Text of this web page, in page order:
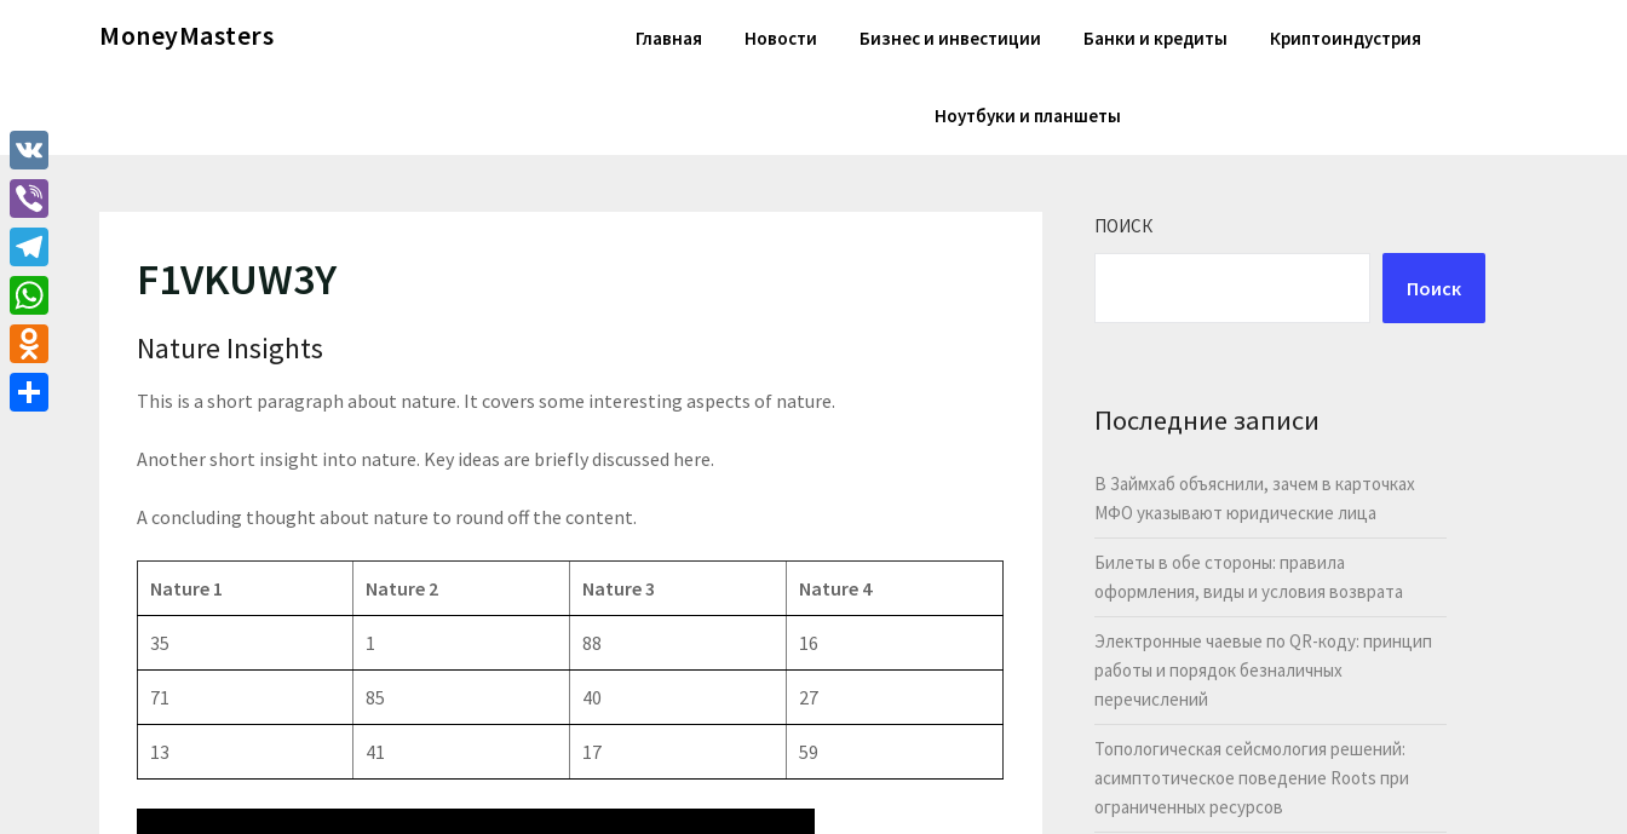
MoneyMasters Главная Новости Бизнес и инвестиции Банки и кредиты Криптоиндустрия
Ноутбуки и планшеты
F1VKUW3Y
Nature Insights
This is a short paragraph about nature. It covers some interesting aspects of nature.
Another short insight into nature. Key ideas are briefly discussed here.
A concluding thought about nature to round off the content.
Nature 1 Nature 2 Nature 3 Nature 4
35 1 88 16
71 85 40 27
13 41 17 59
ПОИСК
Поиск
Последние записи
В Займхаб объяснили, зачем в карточках
МФО указывают юридические лица
Билеты в обе стороны: правила
оформления, виды и условия возврата
Электронные чаевые по QR-коду: принцип
работы и порядок безналичных
перечислений
Топологическая сейсмология решений:
асимптотическое поведение Roots при
ограниченных ресурсов
VK
Viber
Telegram
WhatsApp
Odnoklassniki